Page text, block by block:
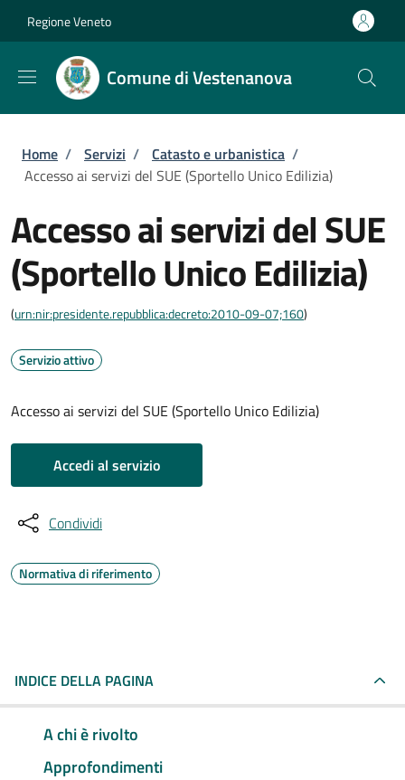
Regione Veneto
Comune di Vestenanova
Briciole di pane
Home / Servizi / Catasto e urbanistica /
Accesso ai servizi del SUE (Sportello Unico Edilizia)
Accesso ai servizi del SUE
(Sportello Unico Edilizia)
(urn:nir:presidente.repubblica:decreto:2010-09-07;160)
Servizio attivo
Accesso ai servizi del SUE (Sportello Unico Edilizia)
Accedi al servizio
Condividi
Normativa di riferimento
INDICE DELLA PAGINA
A chi è rivolto
Approfondimenti